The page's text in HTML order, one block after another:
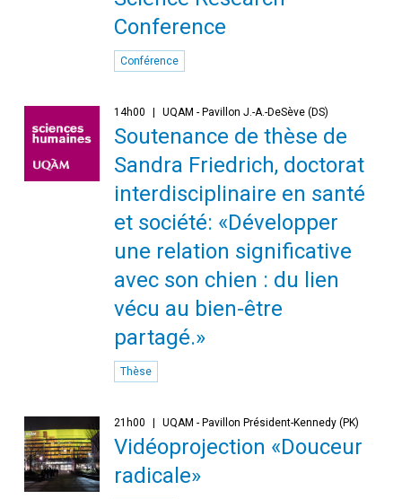
Conference
Conférence
14h00 UQAM - Pavillon J.-A.-DeSève (DS)
Soutenance de thèse de
Sandra Friedrich, doctorat
interdisciplinaire en santé
et société: «Développer
une relation significative
avec son chien : du lien
vécu au bien-être
partagé.»
Thèse
21h00 UQAM - Pavillon Président-Kennedy (PK)
Vidéoprojection «Douceur
radicale»